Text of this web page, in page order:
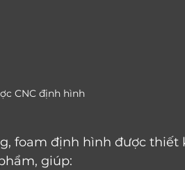
CNC định hình
foam định hình được thiết
giúp: